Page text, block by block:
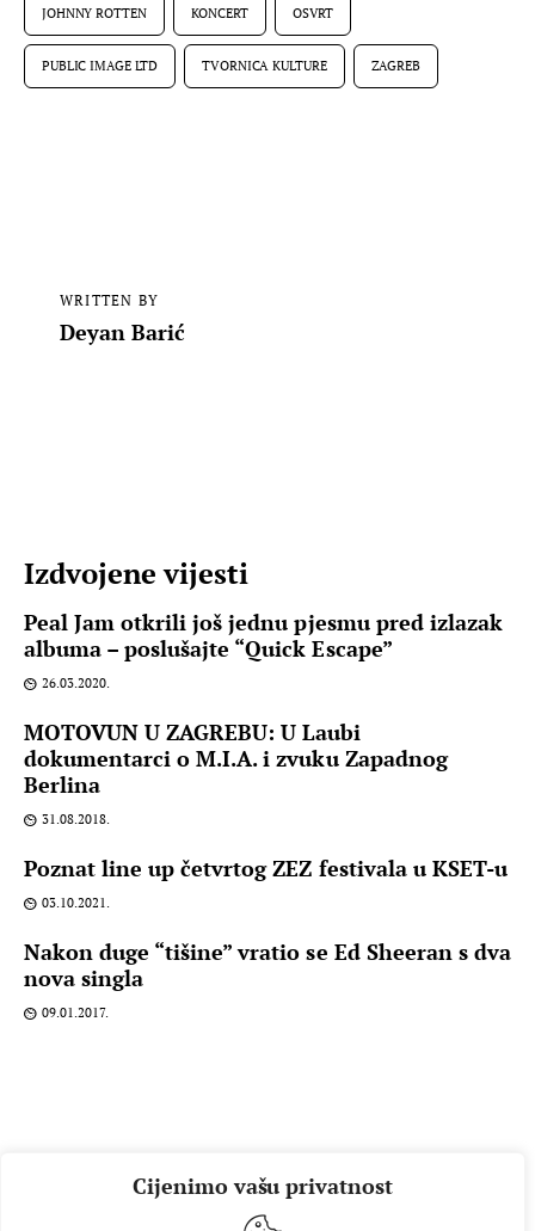
Cijenimo vašu privatnost
JOHNNY ROTTEN KONCERT OSVRT
PUBLIC IMAGE LTD TVORNICA KULTURE ZAGREB
WRITTEN BY
Deyan Barić
Izdvojene vijesti
Peal Jam otkrili još jednu pjesmu pred izlazak
albuma – poslušajte “Quick Escape”
26.03.2020.
MOTOVUN U ZAGREBU: U Laubi
dokumentarci o M.I.A. i zvuku Zapadnog
Berlina
31.08.2018.
Poznat line up četvrtog ZEZ festivala u KSET-u
03.10.2021.
Nakon duge “tišine” vratio se Ed Sheeran s dva
nova singla
09.01.2017.